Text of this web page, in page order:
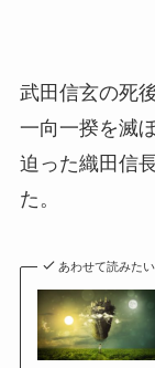
武田信玄の死
一向一揆を滅
迫った織田信
た。
あわせて読みたい